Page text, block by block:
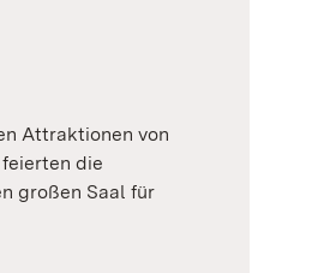
Attraktionen von
die
großen Saal für